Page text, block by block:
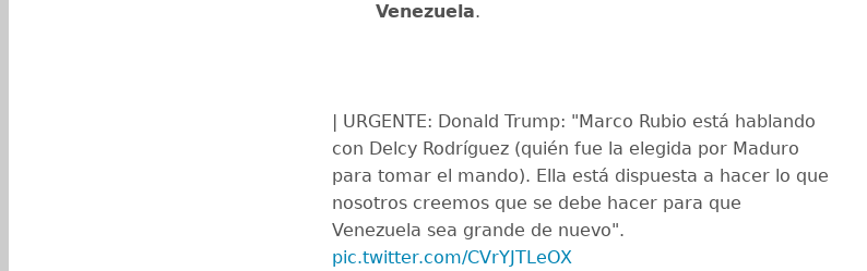
Venezuela.
| URGENTE: Donald Trump: "Marco Rubio está hablando
con Delcy Rodríguez (quién fue la elegida por Maduro
para tomar el mando). Ella está dispuesta a hacer lo que
nosotros creemos que se debe hacer para que
Venezuela sea grande de nuevo".
pic.twitter.com/CVrYJTLeOX